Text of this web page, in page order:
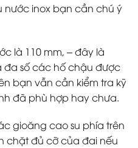
nước inox bạn cần chú ý
là 110 mm, – đây là
đa số các hố chậu được
bạn vẫn cần kiểm tra kỹ
đã phù hợp hay chưa.
gioăng cao su phía trên
chặt đủ cỡ của đai nếu